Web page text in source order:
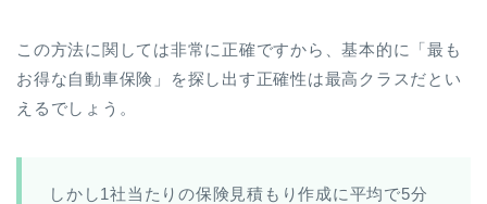
この方法に関しては非常に正確ですから、基本的に「最も
お得な自動車保険」を探し出す正確性は最高クラスだとい
えるでしょう。
しかし1社当たりの保険見積もり作成に平均で5分